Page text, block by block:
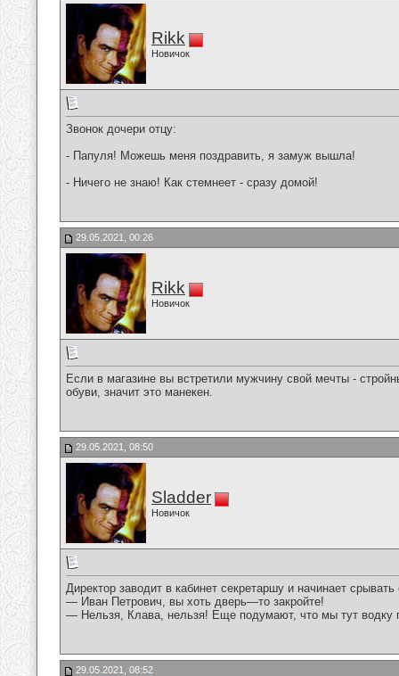
Rikk
Новичок
Звонок дочери отцу:
- Папуля! Можешь меня поздравить, я замуж вышла!
- Ничего не знаю! Как стемнеет - сразу домой!
29.05.2021, 00:26
Rikk
Новичок
Если в магазине вы встретили мужчину свой мечты -
обуви, значит это манекен.
29.05.2021, 08:50
Sladder
Новичок
Директор заводит в кабинет секретаршу и начинает
— Иван Петрович, вы хоть дверь—то закройте!
— Нельзя, Клава, нельзя! Еще подумают, что мы тут водку
29.05.2021, 08:52